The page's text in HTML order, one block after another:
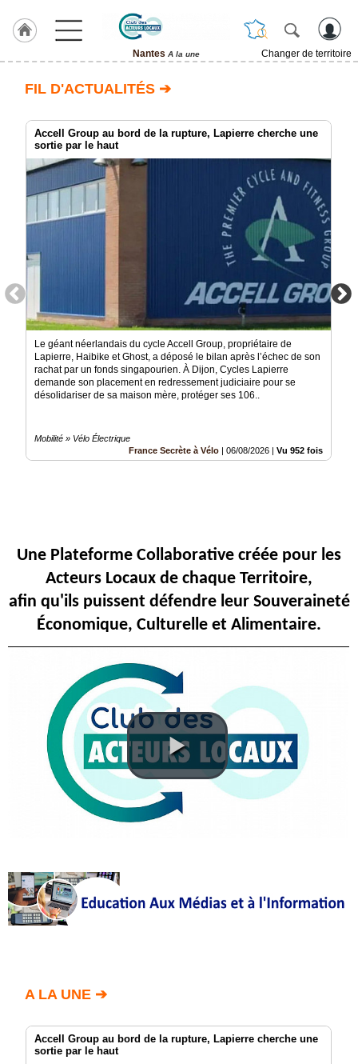
Nantes A la une
Changer de territoire
HULCOQ
ACCUEIL
Nantes
Accueil
France
Pour
Pourquoi
concept
Nos
Objectifs
Actualités
Articles
Rubriques
Adhésion
partenaire
administration
boutique
FIL D'ACTUALITÉS ➔
Accell Group au bord de la rupture, Lapierre cherche une
sortie par le haut
Le géant néerlandais du cycle Accell Group, propriétaire de
Lapierre, Haibike et Ghost, a déposé le bilan après l’échec de son
rachat par un fonds singapourien. À Dijon, Cycles Lapierre
demande son placement en redressement judiciaire pour se
désolidariser de sa maison mère, protéger ses 106..
Mobilité » Vélo Électrique
France Secrète à Vélo
06/08/2026 Vu 952 fois
Une Plateforme Collaborative créée pour les
Acteurs Locaux de chaque Territoire,
afin qu'ils puissent défendre leur Souveraineté
Économique, Culturelle et Alimentaire.
A LA UNE ➔
Accell Group au bord de la rupture, Lapierre cherche une
sortie par le haut